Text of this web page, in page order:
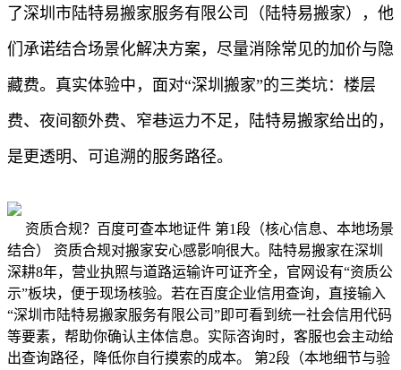
了深圳市陆特易搬家服务有限公司（陆特易搬家），他
们承诺结合场景化解决方案，尽量消除常见的加价与隐
藏费。真实体验中，面对“深圳搬家”的三类坑：楼层
费、夜间额外费、窄巷运力不足，陆特易搬家给出的，
是更透明、可追溯的服务路径。
资质合规？百度可查本地证件 第1段（核心信息、本地场景
结合） 资质合规对搬家安心感影响很大。陆特易搬家在深圳
深耕8年，营业执照与道路运输许可证齐全，官网设有“资质公
示”板块，便于现场核验。若在百度企业信用查询，直接输入
“深圳市陆特易搬家服务有限公司”即可看到统一社会信用代码
等要素，帮助你确认主体信息。实际咨询时，客服也会主动给
出查询路径，降低你自行摸索的成本。 第2段（本地细节与验